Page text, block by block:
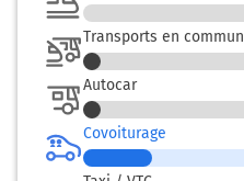
Transports en commun
Autocar
Covoiturage